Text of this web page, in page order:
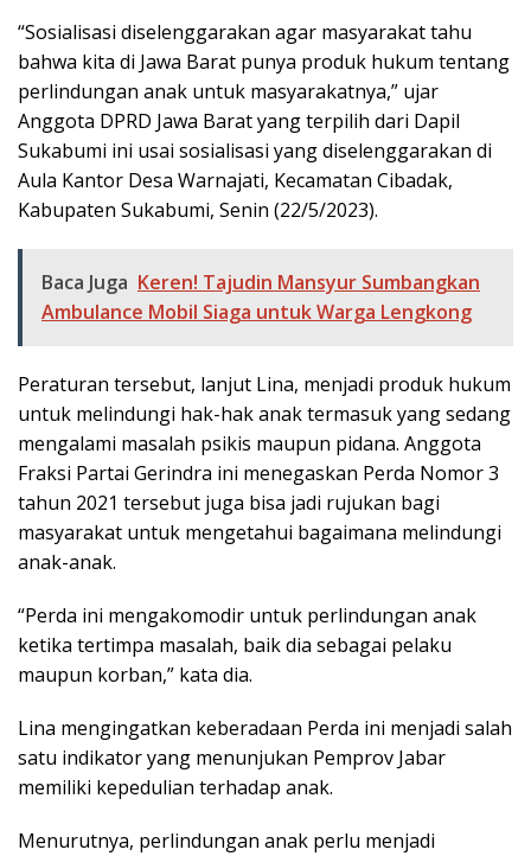
“Sosialisasi diselenggarakan agar masyarakat tahu
bahwa kita di Jawa Barat punya produk hukum tentang
perlindungan anak untuk masyarakatnya,” ujar
Anggota DPRD Jawa Barat yang terpilih dari Dapil
Sukabumi ini usai sosialisasi yang diselenggarakan di
Aula Kantor Desa Warnajati, Kecamatan Cibadak,
Kabupaten Sukabumi, Senin (22/5/2023).
Baca Juga Keren! Tajudin Mansyur Sumbangkan
Ambulance Mobil Siaga untuk Warga Lengkong
Peraturan tersebut, lanjut Lina, menjadi produk hukum
untuk melindungi hak-hak anak termasuk yang sedang
mengalami masalah psikis maupun pidana. Anggota
Fraksi Partai Gerindra ini menegaskan Perda Nomor 3
tahun 2021 tersebut juga bisa jadi rujukan bagi
masyarakat untuk mengetahui bagaimana melindungi
anak-anak.
“Perda ini mengakomodir untuk perlindungan anak
ketika tertimpa masalah, baik dia sebagai pelaku
maupun korban,” kata dia.
Lina mengingatkan keberadaan Perda ini menjadi salah
satu indikator yang menunjukan Pemprov Jabar
memiliki kepedulian terhadap anak.
Menurutnya, perlindungan anak perlu menjadi